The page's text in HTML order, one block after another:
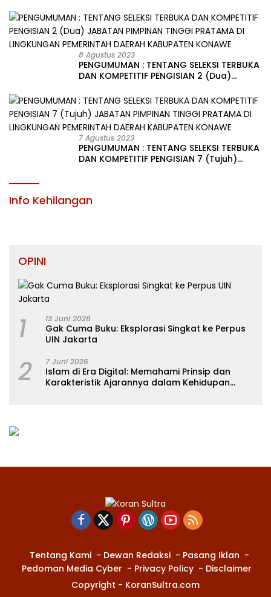
LINGKUNGAN PEMERINTAH DAERAH KABUPATEN KONAWE
8 Agustus 2023
PENGUMUMAN : TENTANG SELEKSI TERBUKA
DAN KOMPETITIF PENGISIAN 2 (Dua)
LINGKUNGAN PEMERINTAH DAERAH
KABUPATEN KONAWE
7 Agustus 2023
PENGUMUMAN : TENTANG SELEKSI TERBUKA
DAN KOMPETITIF PENGISIAN 7 (Tujuh)
Info Kehilangan
OPINI
1 13 Juni 2026
Gak Cuma Buku: Eksplorasi Singkat ke Perpus
UIN Jakarta
2 7 Juni 2026
Islam di Era Digital: Memahami Prinsip dan
Karakteristik Ajarannya dalam Kehidupan
Tentang Kami Dewan Redaksi
Pasang Iklan
Pedoman Media Cyber
Privacy Policy
Disclaimer
Copyright - KoranSultra.com